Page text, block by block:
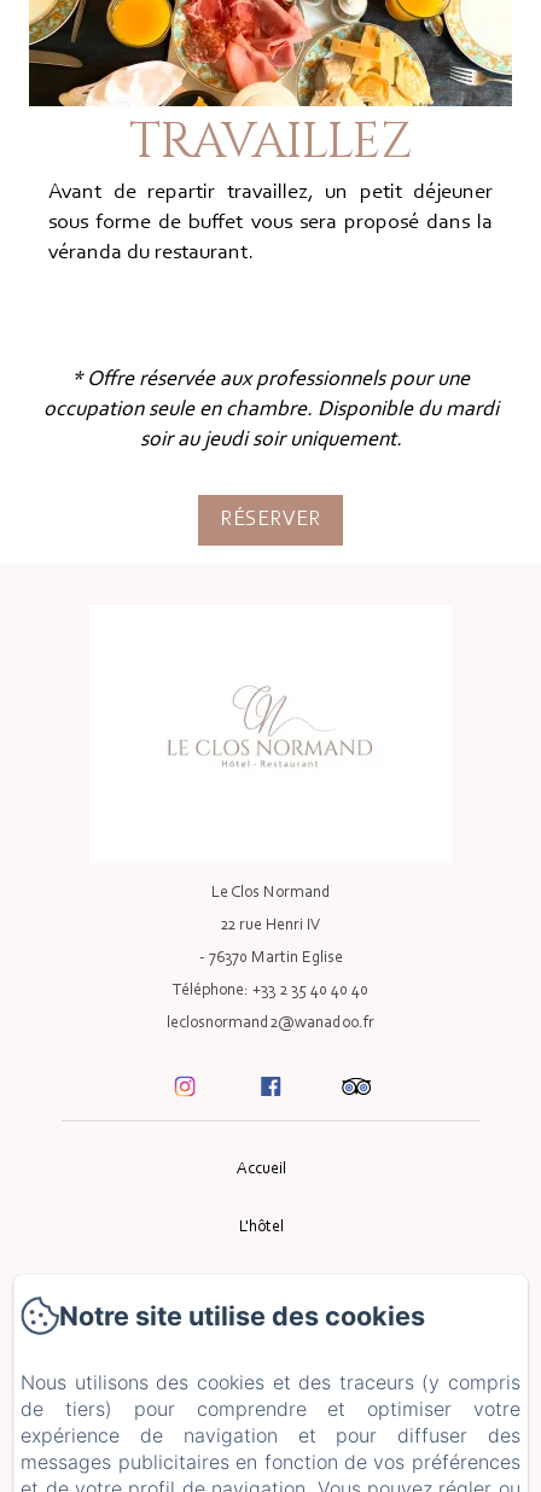
TRAVAILLEZ
Avant de repartir travaillez, un petit déjeuner
sous forme de buffet vous sera proposé dans la
véranda du restaurant.
* Offre réservée aux professionnels pour une
occupation seule en chambre. Disponible du mardi
soir au jeudi soir uniquement.
RÉSERVER
Le Clos Normand
22 rue Henri IV
- 76370 Martin Eglise
Téléphone: +33 2 35 40 40 40
leclosnormand2@wanadoo.fr
Accueil
L'hôtel
Tourisme
Contact
Notre site utilise des cookies
Nous utilisons des cookies et des traceurs (y compris
de tiers) pour comprendre et optimiser votre
expérience de navigation et pour diffuser des
messages publicitaires en fonction de vos préférences